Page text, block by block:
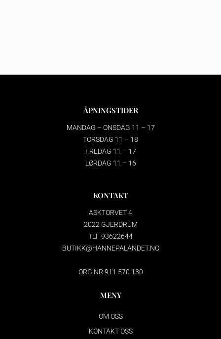
ÅPNINGSTIDER
MANDAG – ONSDAG 11 – 17
TORSDAG 11 – 18
FREDAG 11 – 17
LØRDAG 11 – 16
KONTAKT
ASKTORVET 4
2022 GJERDRUM
TLF 93622644
BUTIKK@HANNEPALANDET.NO
ORG.NR 911 570 130
MENY
OM OSS
KONTAKT OSS